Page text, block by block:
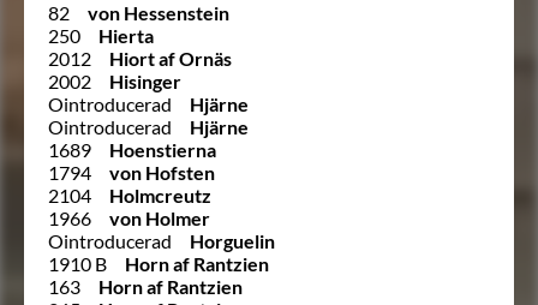
82
von Hessenstein
250
Hierta
2012
Hiort af Ornäs
2002
Hisinger
Ointroducerad
Hjärne
Ointroducerad
Hjärne
1689
Hoenstierna
1794
von Hofsten
2104
Holmcreutz
1966
von Holmer
Ointroducerad
Horguelin
1910 B
Horn af Rantzien
163
Horn af Rantzien